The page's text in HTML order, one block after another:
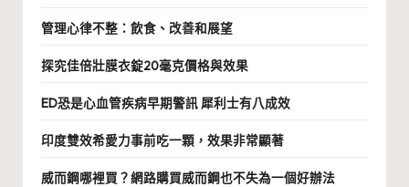
管理心律不整：飲食、改善和展望
探究佳倍壯膜衣錠20毫克價格與效果
ED恐是心血管疾病早期警訊 犀利士有八成效
印度雙效希愛力事前吃一顆，效果非常顯著
威而鋼哪裡買？網路購買威而鋼也不失為一個好辦法